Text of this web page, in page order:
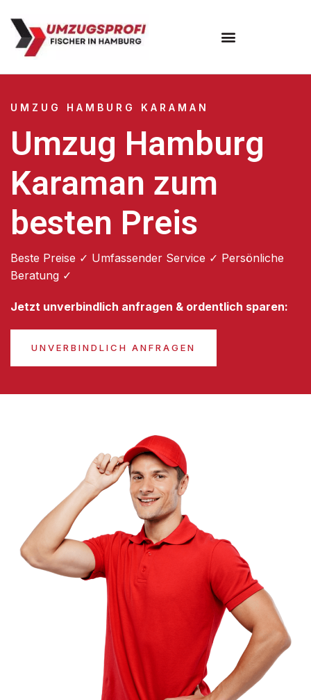
UMZUG HAMBURG KARAMAN
Umzug Hamburg
Karaman zum
besten Preis
Beste Preise ✓ Umfassender Service ✓ Persönliche
Beratung ✓
Jetzt unverbindlich anfragen & ordentlich sparen:
UNVERBINDLICH ANFRAGEN